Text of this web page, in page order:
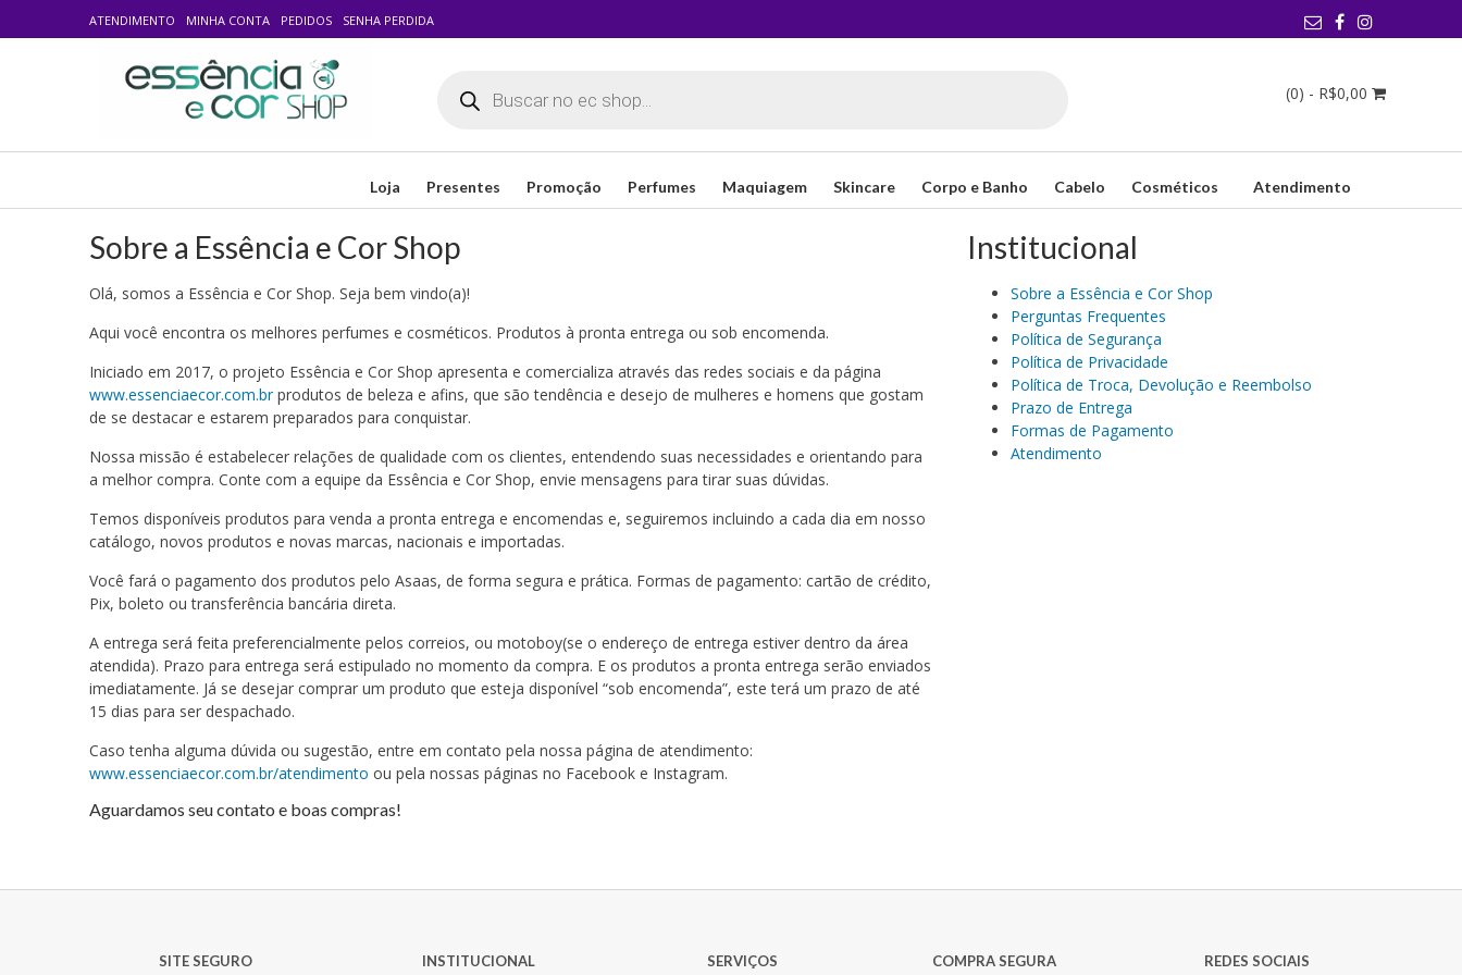
ATENDIMENTO MINHA CONTA PEDIDOS SENHA PERDIDA
produtos (0) - R$0,00
Loja Presentes Promoção Perfumes Maquiagem Skincare Corpo e Banho Cabelo Cosméticos Atendimento
Sobre a Essência e Cor Shop
Olá, somos a Essência e Cor Shop. Seja bem vindo(a)!
Aqui você encontra os melhores perfumes e cosméticos. Produtos à pronta entrega ou sob encomenda.
Iniciado em 2017, o projeto Essência e Cor Shop apresenta e comercializa através das redes sociais e da página
www.essenciaecor.com.brprodutos de beleza e afins, que são tendência e desejo de mulheres e homens que gostam
de se destacar e estarem preparados para conquistar.
Nossa missão é estabelecer relações de qualidade com os clientes, entendendo suas necessidades e orientando para
a melhor compra. Conte com a equipe da Essência e Cor Shop, envie mensagens para tirar suas dúvidas.
Temos disponíveis produtos para venda a pronta entrega e encomendas e, seguiremos incluindo a cada dia em nosso
catálogo, novos produtos e novas marcas, nacionais e importadas.
Você fará o pagamento dos produtos pelo Asaas, de forma segura e prática. Formas de pagamento: cartão de crédito,
Pix, boleto ou transferência bancária direta.
A entrega será feita preferencialmente pelos correios, ou motoboy(se o endereço de entrega estiver dentro da área
atendida). Prazo para entrega será estipulado no momento da compra. E os produtos a pronta entrega serão enviados
imediatamente. Já se desejar comprar um produto que esteja disponível “sob encomenda”, este terá um prazo de até
15 dias para ser despachado.
Caso tenha alguma dúvida ou sugestão, entre em contato pela nossa página de atendimento:
www.essenciaecor.com.br/atendimento ou pela nossas páginas no Facebook e Instagram.
Aguardamos seu contato e boas compras!
Institucional
Sobre a Essência e Cor Shop
Perguntas Frequentes
Política de Segurança
Política de Privacidade
Política de Troca, Devolução e Reembolso
Prazo de Entrega
Formas de Pagamento
Atendimento
SITE SEGURO INSTITUCIONAL SERVIÇOS COMPRA SEGURA REDES SOCIAIS